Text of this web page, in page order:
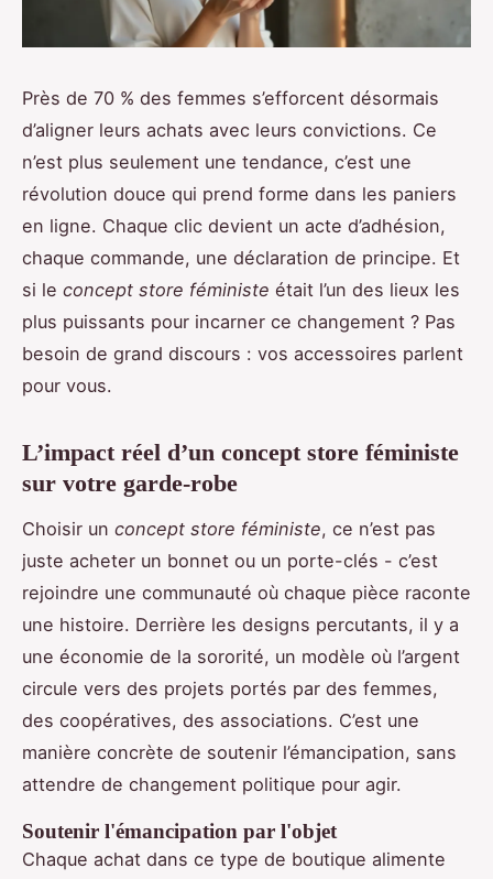
Près de 70 % des femmes s’efforcent désormais
d’aligner leurs achats avec leurs convictions. Ce
n’est plus seulement une tendance, c’est une
révolution douce qui prend forme dans les paniers
en ligne. Chaque clic devient un acte d’adhésion,
chaque commande, une déclaration de principe. Et
si le concept store féministe était l’un des lieux les
plus puissants pour incarner ce changement ? Pas
besoin de grand discours : vos accessoires parlent
pour vous.
L’impact réel d’un concept store féministe
sur votre garde-robe
Choisir un concept store féministe, ce n’est pas
juste acheter un bonnet ou un porte-clés - c’est
rejoindre une communauté où chaque pièce raconte
une histoire. Derrière les designs percutants, il y a
une économie de la sororité, un modèle où l’argent
circule vers des projets portés par des femmes,
des coopératives, des associations. C’est une
manière concrète de soutenir l’émancipation, sans
attendre de changement politique pour agir.
Soutenir l'émancipation par l'objet
Chaque achat dans ce type de boutique alimente